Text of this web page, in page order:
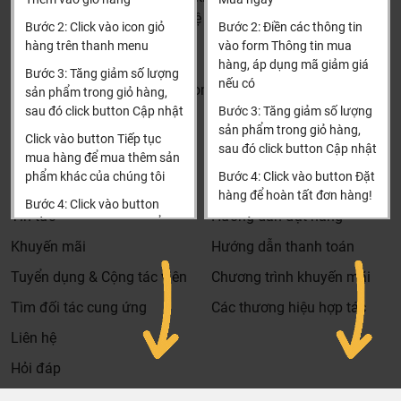
nguồn gốc, tình năng sản phẩm thậm trí cả rủi ro và phiền
phức có thể gặp phải của sản phẩm cũng được thành
thật đưa ra tư vấn.
Giá thành phù hợp: Giá sản phẩm của chúng tôi không
phải là rẻ nhất, chúng tôi có những dịch vụ được thiết kế
riêng cho ngành nghề này nó thực sự cần thiết và có giá
trị với khách hàng, điều đó giúp chúng tôi là đơn vị có giá
bán tốt nhất trong thị trường so với sản phẩm + dịch vụ
mà khách hàng nhận được. Bời vì Khali Nguyễn muốn
trở thành tri kỷ của ngôi nhà bạn.
Bước 2: Click vào icon giỏ
hàng trên thanh menu
Bước 3: Tăng giảm số lượng
sản phẩm trong giỏ hàng,
sau đó click button Cập nhật
Click vào button Tiếp tục
mua hàng để mua thêm sản
phẩm khác của chúng tôi
Bước 4: Click vào button
Tiến hành thanh toán để
thanh toán đơn hàng của
Xin cảm ơn khách hàng!!!
Bước 2: Điền các thông tin
vào form Thông tin mua
hàng, áp dụng mã giảm giá
nếu có
Bước 3: Tăng giảm số lượng
sản phẩm trong giỏ hàng,
sau đó click button Cập nhật
Bước 4: Click vào button Đặt
hàng để hoàn tất đơn hàng!
Xin cảm ơn khách hàng!!!
HCM và các tỉnh khác: Liên hệ hotline để được hướng dẫn
đặt hàng
Khalinguyen.vn@gmail.com
0904501766
Thông tin
Tìm đại lý & Hợp tác
Tin tức
Khuyến mãi
Tuyển dụng & Cộng tác viên
Tìm đối tác cung ứng
Liên hệ
Hỏi đáp
Thông tin thêm
Hướng dẫn mua hàng
Hướng dẫn đặt hàng
Hướng dẫn thanh toán
Chương trình khuyến mãi
Các thương hiệu hợp tác